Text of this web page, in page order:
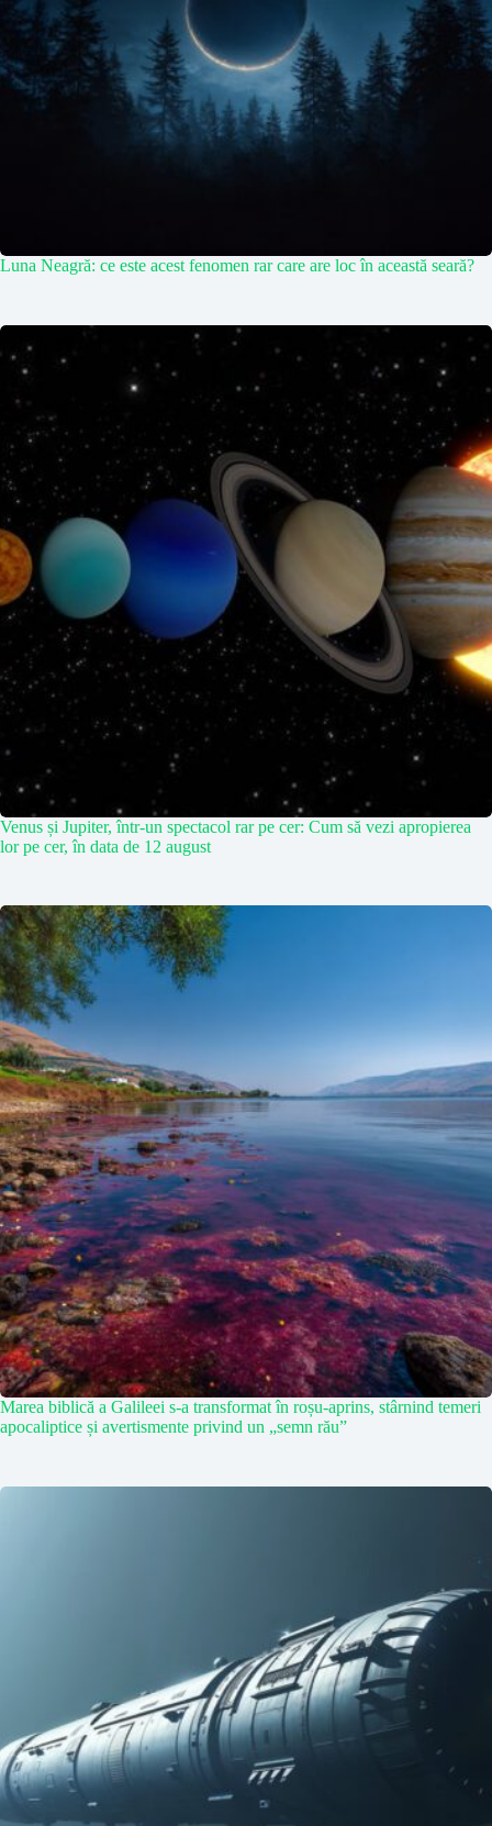
Luna Neagră: ce este acest fenomen rar care are loc în această seară?
Venus și Jupiter, într-un spectacol rar pe cer: Cum să vezi apropierea
lor pe cer, în data de 12 august
Marea biblică a Galileei s-a transformat în roșu-aprins, stârnind temeri
apocaliptice și avertismente privind un „semn rău”